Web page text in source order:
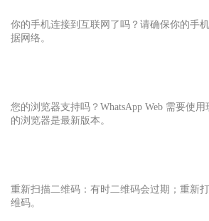
你的手机连接到互联网了吗？请确保你的手
据网络。
您的浏览器支持吗？WhatsApp Web 需要使
的浏览器是最新版本。
重新扫描二维码：有时二维码会过期；重新
维码。